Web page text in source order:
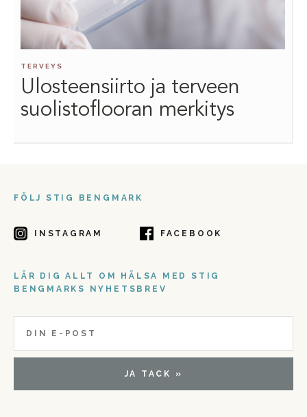
TERVEYS
Ulosteensiirto ja terveen
suolistoflooran merkitys
FÖLJ STIG BENGMARK
INSTAGRAM FACEBOOK
LÄR DIG ALLT OM HÄLSA MED STIG
BENGMARKS NYHETSBREV
JA TACK »